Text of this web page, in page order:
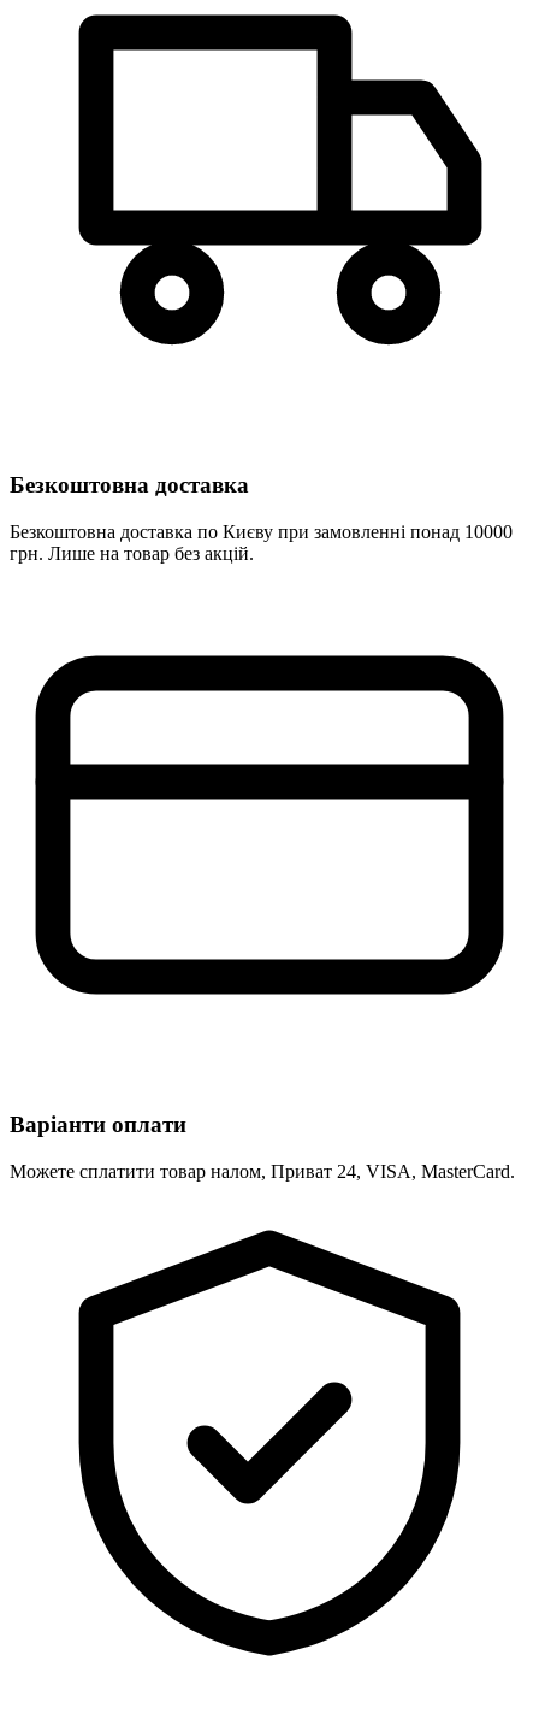
Безкоштовна доставка
Безкоштовна доставка по Києву при замовленні понад 10000
грн. Лише на товар без акцій.
Варіанти оплати
Можете сплатити товар налом, Приват 24, VISA, MasterCard.